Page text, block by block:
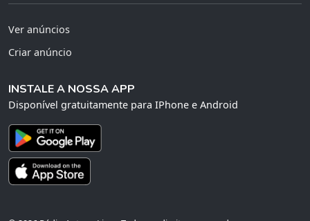
Ver anúncios
Criar anúncio
INSTALE A NOSSA APP
Disponível gratuitamente para IPhone e Android